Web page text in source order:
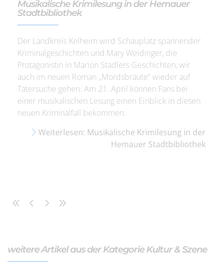
Musikalische Krimilesung in der Hemauer
Stadtbibliothek
Der Landkreis Kelheim wird Schauplatz spannender
Kriminalgeschichten und Mary Weidinger, die
Protagonistin in Marion Stadlers Geschichten, wir
auch im neuen Roman „Mordsbräute“ wieder auf
Tätersuche gehen. Am 21. April können Fans bei
einer musikalischen Lesung einen Einblick in diesen
neuen Kriminalfall bekommen.
Weiterlesen: Musikalische Krimilesung in der
Hemauer Stadtbibliothek
weitere Artikel aus der Kategorie Kultur & Szene